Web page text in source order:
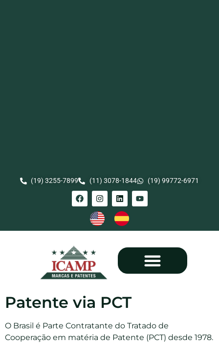
(19) 3255-7899 (11) 3078-1844 (19) 99772-6971
Patente via PCT
O Brasil é Parte Contratante do Tratado de
Cooperação em matéria de Patente (PCT) desde 1978.